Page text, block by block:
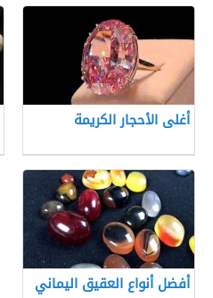
أغلى الأحجار الكريمة
أفضل أنواع العقيق اليماني